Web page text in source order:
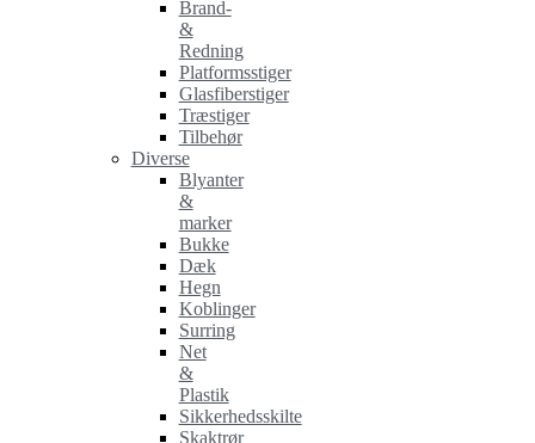
Brand-
&
Redning
Platformsstiger
Glasfiberstiger
Træstiger
Tilbehør
Diverse
Blyanter
&
marker
Bukke
Dæk
Hegn
Koblinger
Surring
Net
&
Plastik
Sikkerhedsskilte
Skaktrør